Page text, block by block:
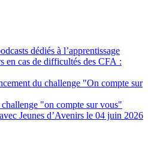
dédiés à l’apprentissage
en cas de difficultés des CFA :
du challenge "On compte sur
"on compte sur vous"
Jeunes d’Avenirs le 04 juin 2026